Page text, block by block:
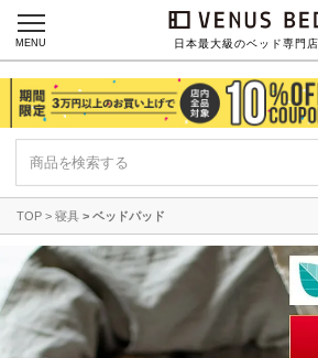
日本最大級のベッド専門店
MENU
TOP 寝具 ベッドパッド